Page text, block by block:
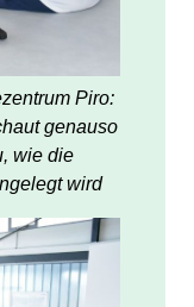
Piro:
genauso
wie die
wird